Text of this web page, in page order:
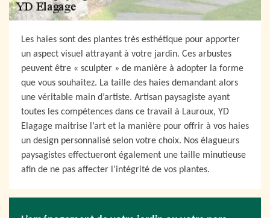
Les haies sont des plantes très esthétique pour apporter
un aspect visuel attrayant à votre jardin. Ces arbustes
peuvent être « sculpter » de manière à adopter la forme
que vous souhaitez. La taille des haies demandant alors
une véritable main d’artiste. Artisan paysagiste ayant
toutes les compétences dans ce travail à Lauroux, YD
Elagage maitrise l’art et la manière pour offrir à vos haies
un design personnalisé selon votre choix. Nos élagueurs
paysagistes effectueront également une taille minutieuse
afin de ne pas affecter l’intégrité de vos plantes.